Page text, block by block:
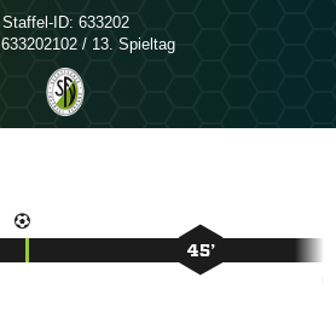
Staffel-ID: 633202
633202102 / 13. Spieltag
45’